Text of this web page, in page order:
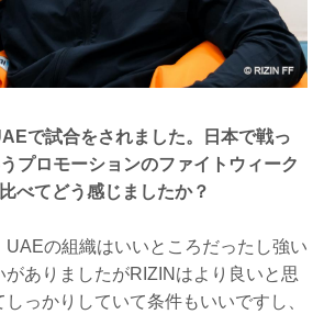
で試合をされました。日本で戦っ
プロモーションのファイトウィーク
べてどう感じましたか？
の組織はいいところだったし強い
ありましたがRIZINはより良いと思
っかりしていて条件もいいですし、